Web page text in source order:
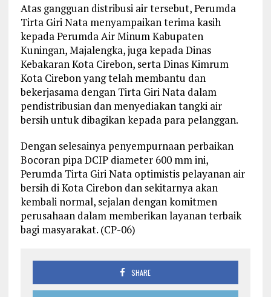
Atas gangguan distribusi air tersebut, Perumda
Tirta Giri Nata menyampaikan terima kasih
kepada Perumda Air Minum Kabupaten
Kuningan, Majalengka, juga kepada Dinas
Kebakaran Kota Cirebon, serta Dinas Kimrum
Kota Cirebon yang telah membantu dan
bekerjasama dengan Tirta Giri Nata dalam
pendistribusian dan menyediakan tangki air
bersih untuk dibagikan kepada para pelanggan.
Dengan selesainya penyempurnaan perbaikan
Bocoran pipa DCIP diameter 600 mm ini,
Perumda Tirta Giri Nata optimistis pelayanan air
bersih di Kota Cirebon dan sekitarnya akan
kembali normal, sejalan dengan komitmen
perusahaan dalam memberikan layanan terbaik
bagi masyarakat. (CP-06)
SHARE